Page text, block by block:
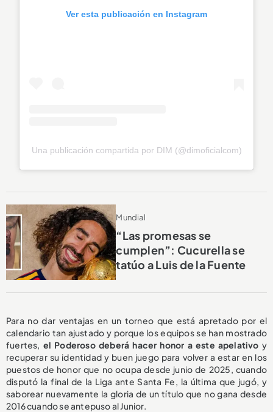
Ver esta publicación en Instagram
Una publicación compartida por DIM (@dimoficialcom)
Mundial
“Las promesas se
cumplen”: Cucurella se
tatúo a Luis de la Fuente
Para no dar ventajas en un torneo que está apretado por el
calendario tan ajustado y porque los equipos se han mostrado
fuertes, el Poderoso deberá hacer honor a este apelativo y
recuperar su identidad y buen juego para volver a estar en los
puestos de honor que no ocupa desde junio de 2025, cuando
disputó la final de la Liga ante Santa Fe, la última que jugó, y
saborear nuevamente la gloria de un título que no gana desde
2016 cuando se antepuso al Junior.